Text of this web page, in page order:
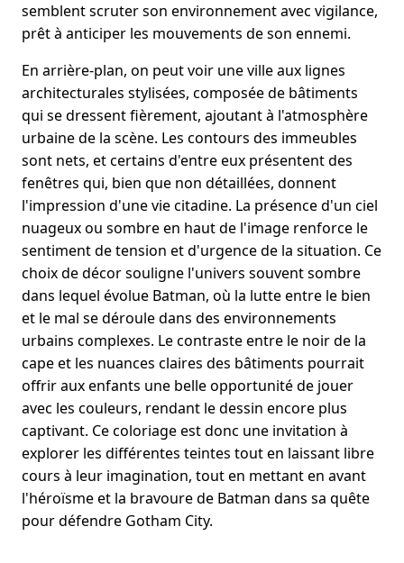
semblent scruter son environnement avec vigilance,
prêt à anticiper les mouvements de son ennemi.
En arrière-plan, on peut voir une ville aux lignes
architecturales stylisées, composée de bâtiments
qui se dressent fièrement, ajoutant à l'atmosphère
urbaine de la scène. Les contours des immeubles
sont nets, et certains d'entre eux présentent des
fenêtres qui, bien que non détaillées, donnent
l'impression d'une vie citadine. La présence d'un ciel
nuageux ou sombre en haut de l'image renforce le
sentiment de tension et d'urgence de la situation. Ce
choix de décor souligne l'univers souvent sombre
dans lequel évolue Batman, où la lutte entre le bien
et le mal se déroule dans des environnements
urbains complexes. Le contraste entre le noir de la
cape et les nuances claires des bâtiments pourrait
offrir aux enfants une belle opportunité de jouer
avec les couleurs, rendant le dessin encore plus
captivant. Ce coloriage est donc une invitation à
explorer les différentes teintes tout en laissant libre
cours à leur imagination, tout en mettant en avant
l'héroïsme et la bravoure de Batman dans sa quête
pour défendre Gotham City.